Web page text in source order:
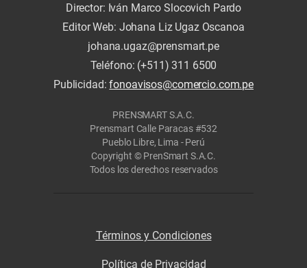
Director: Iván Marco Slocovich Pardo
Editor Web: Johana Liz Ugaz Oscanoa
johana.ugaz@prensmart.pe
Teléfono: (+511) 311 6500
Publicidad:fonoavisos@comercio.com.pe
PRENSMART S.A.C.
Prensmart Calle Paracas #532
Pueblo Libre, Lima - Perú
Copyright © PrenSmart S.A.C.
Todos los derechos reservados
Términos y Condiciones
Política de Privacidad